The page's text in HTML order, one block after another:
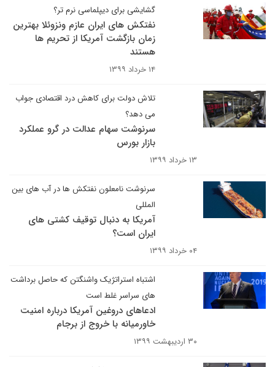
گشایشی برای دیپلماسی نرم تر؟
نفتکش های ایران عازم ونزوئلا بهترین
زمان بازگشت آمریکا از تحریم ها
هستند
۱۴ خرداد ۱۳۹۹
تلاش دولت برای کاهش درد اقتصادی جواب
می دهد؟
سرنوشت سهام عدالت در گرو عملکرد
بازار بورس
۱۳ خرداد ۱۳۹۹
سرنوشت نامعلون نفتکش ها در آب های بین
المللی
آمریکا به دنبال توقیف کشتی های
ایران است؟
۰۴ خرداد ۱۳۹۹
اشتباه استراتژیک واشنگتن که حاصل برداشت
های سراسر غلط است
ادعاهای دروغین آمریکا درباره امنیت
خاورمیانه با خروج از برجام
۳۰ اردیبهشت ۱۳۹۹